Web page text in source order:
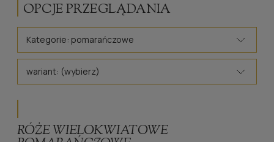
OPCJE PRZEGLĄDANIA
Kategorie: pomarańczowe
wariant: (wybierz)
RÓŻE WIELOKWIATOWE